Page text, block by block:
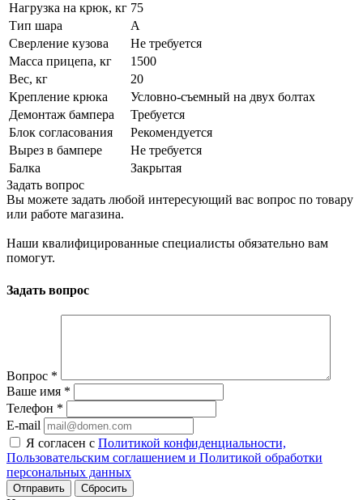
Нагрузка на крюк, кг 75
Тип шара
A
Сверление кузова
Не требуется
Масса прицепа, кг
1500
Вес, кг
20
Крепление крюка
Условно-съемный на двух болтах
Демонтаж бампера
Требуется
Блок согласования
Рекомендуется
Вырез в бампере
Не требуется
Балка
Закрытая
Задать вопрос
Вы можете задать любой интересующий вас вопрос по товару
или работе магазина.
Наши квалифицированные специалисты обязательно вам
помогут.
Задать вопрос
Вопрос *
Ваше имя *
Телефон *
E-mail
Я согласен с Политикой конфиденциальности,
Пользовательским соглашением и Политикой обработки
персональных данных
Сбросить